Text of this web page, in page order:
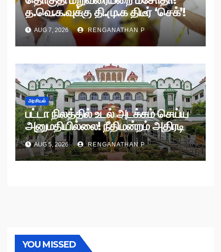
த.வெ.க.வுக்கு தி.மு.க திடீர் ‘செக்’!
AUG 7, 2026 RENGANATHAN P
அரசியல்
பட்டா நிலத்தில் உடல் அடக்கம் செய்ய
அனுமதியில்லை! நீதிமன்றம் அதிரடி
உத்தரவு!
AUG 5, 2026 RENGANATHAN P
YOU MISSED